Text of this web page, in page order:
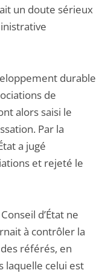
un doute sérieux
durable
de
alors saisi le
Par la
a jugé
et rejeté le
d’État ne
à contrôler la
référés, en
laquelle celui est